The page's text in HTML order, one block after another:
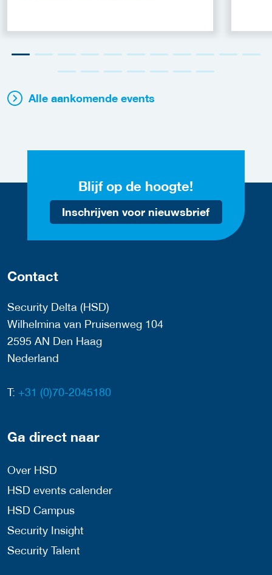
Alle aankomende events
Blijf op de hoogte!
Inschrijven voor nieuwsbrief
Contact
Security Delta (HSD)
Wilhelmina van Pruisenweg 104
2595 AN Den Haag
Nederland
T: +31 (0)70-2045180
Ga direct naar
Over HSD
HSD events calender
HSD Campus
Security Insight
Security Talent